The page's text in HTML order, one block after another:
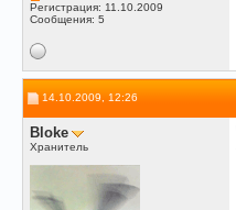
Регистрация: 11.10.2009
Сообщения: 5
14.10.2009, 12:26
Bloke
Хранитель